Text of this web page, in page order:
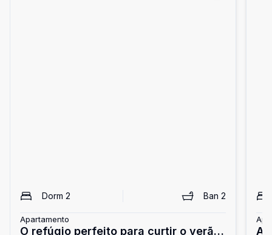
Dorm 2 Ban 2
Apartamento
O refúgio perfeito para curtir o verão